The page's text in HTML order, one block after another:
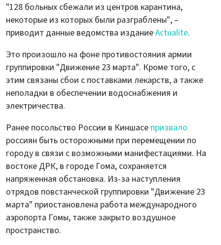
"128 больных сбежали из центров карантина,
некоторые из которых были разграблены", –
приводит данные ведомства изданиеActualitе.
Это произошло на фоне противостояния армии
группировки "Движение 23 марта". Кроме того, с
этим связаны сбои с поставками лекарств, а также
неполадки в обеспечении водоснабжения и
электричества.
Ранее посольство России в Киншасе призвало
россиян быть осторожными при перемещении по
городу в связи с возможными манифестациями. На
востоке ДРК, в городе Гома, сохраняется
напряженная обстановка. Из-за наступления
отрядов повстанческой группировки "Движение 23
марта" приостановлена работа международного
аэропорта Гомы, также закрыто воздушное
пространство.